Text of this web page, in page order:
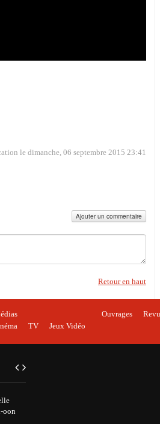
le dimanche, 06 septembre 2015 23:41
Ajouter un commentaire
Retour en haut
TV Jeux Vidéo
Ouvrages
oon